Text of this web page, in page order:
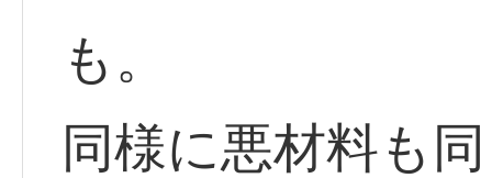
も。
同様に悪材料も